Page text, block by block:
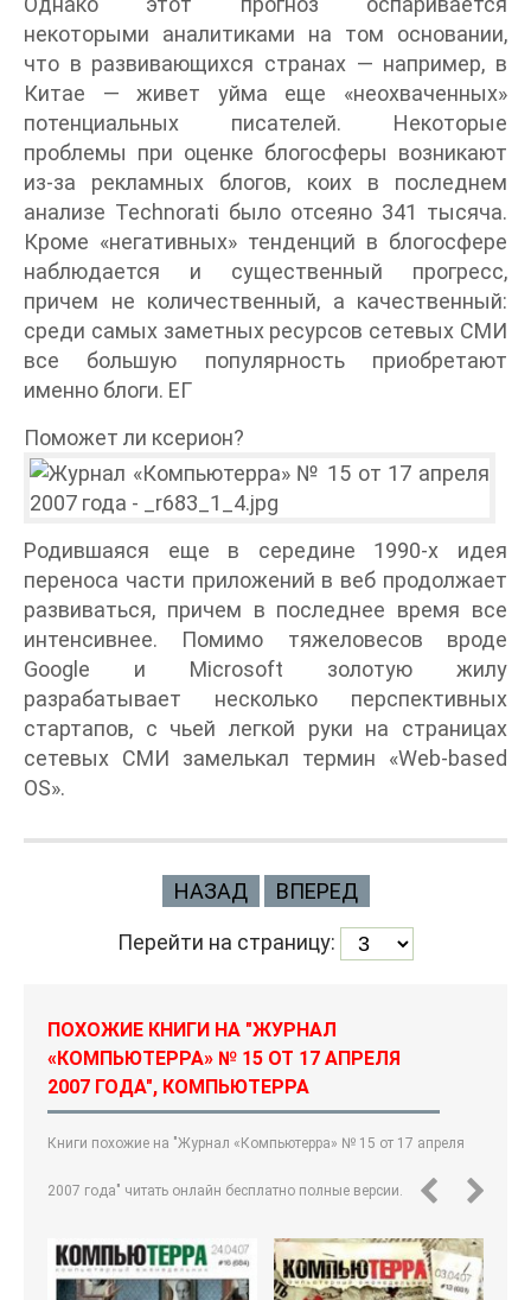
некоторыми аналитиками на том основании,
что в развивающихся странах — например, в
Китае — живет уйма еще «неохваченных»
потенциальных писателей. Некоторые
проблемы при оценке блогосферы возникают
из-за рекламных блогов, коих в последнем
анализе Technorati было отсеяно 341 тысяча.
Кроме «негативных» тенденций в блогосфере
наблюдается и существенный прогресс,
причем не количественный, а качественный:
среди самых заметных ресурсов сетевых СМИ
все большую популярность приобретают
именно блоги. ЕГ
Поможет ли ксерион?
Родившаяся еще в середине 1990-х идея
переноса части приложений в веб продолжает
развиваться, причем в последнее время все
интенсивнее. Помимо тяжеловесов вроде
Google и Microsoft золотую жилу
разрабатывает несколько перспективных
стартапов, с чьей легкой руки на страницах
сетевых СМИ замелькал термин «Web-based
OS».
НАЗАД ВПЕРЕД
Перейти на страницу:
ПОХОЖИЕ КНИГИ НА "ЖУРНАЛ
«КОМПЬЮТЕРРА» № 15 ОТ 17 АПРЕЛЯ
2007 ГОДА", КОМПЬЮТЕРРА
Книги похожие на "Журнал «Компьютерра» № 15 от 17 апреля
2007 года" читать онлайн бесплатно полные версии.